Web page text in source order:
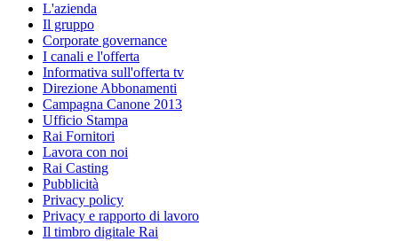
L'azienda
Il gruppo
Corporate governance
I canali e l'offerta
Informativa sull'offerta tv
Direzione Abbonamenti
Campagna Canone 2013
Ufficio Stampa
Rai Fornitori
Lavora con noi
Rai Casting
Pubblicità
Privacy policy
Privacy e rapporto di lavoro
Il timbro digitale Rai